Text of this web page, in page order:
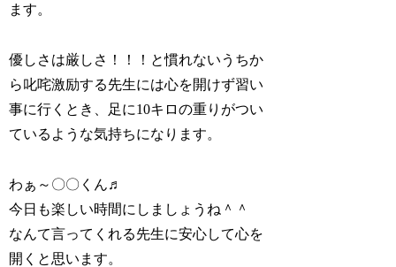
ます。
優しさは厳しさ！！！と慣れないうちか
ら叱咤激励する先生には心を開けず習い
事に行くとき、足に10キロの重りがつい
ているような気持ちになります。
わぁ～〇〇くん♬
今日も楽しい時間にしましょうね＾＾
なんて言ってくれる先生に安心して心を
開くと思います。